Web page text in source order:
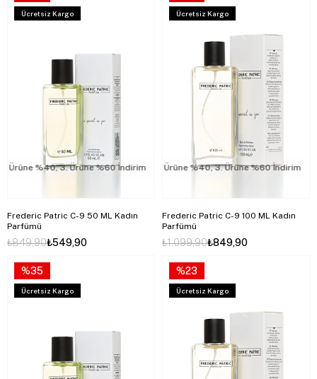
Frederic Patric C-9 50 ML Kadın
Parfümü
₺549,90
₺849,90
%40, 3. Ürüne %60 İndirim 2. Ürüne %40, 3. Ürüne %60 İndirim
Ücretsiz Kargo
Frederic Patric C-9 100 ML Kadın
Parfümü
₺849,90
₺1.099,90
2. Ürüne %40, 3. Ürüne %60 İndirim
Ücretsiz Kargo
%35
Ücretsiz Kargo
%23
Ücretsiz Kargo